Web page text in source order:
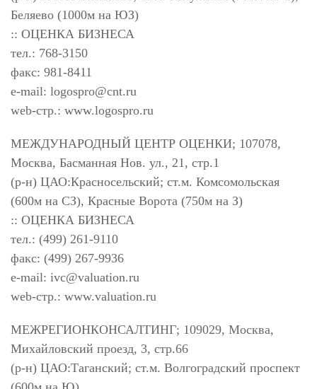
Беляево (1000м на ЮЗ)
:: ОЦЕНКА БИЗНЕСА
тел.: 768-3150
факс: 981-8411
e-mail: logospro@cnt.ru
web-стр.: www.logospro.ru
МЕЖДУНАРОДНЫЙ ЦЕНТР ОЦЕНКИ; 107078,
Москва, Басманная Нов. ул., 21, стр.1
(р-н) ЦАО:Красносельский; ст.м. Комсомольская
(600м на СЗ), Красные Ворота (750м на З)
:: ОЦЕНКА БИЗНЕСА
тел.: (499) 261-9110
факс: (499) 267-9936
e-mail: ivc@valuation.ru
web-стр.: www.valuation.ru
МЕЖРЕГИОНКОНСАЛТИНГ; 109029, Москва,
Михайловский проезд, 3, стр.66
(р-н) ЦАО:Таганский; ст.м. Волгоградский проспект